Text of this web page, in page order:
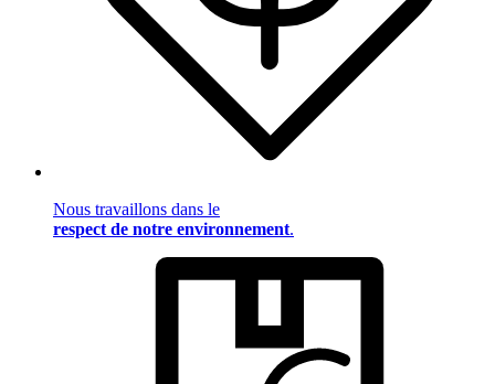
Nous travaillons dans le
respect de notre environnement.